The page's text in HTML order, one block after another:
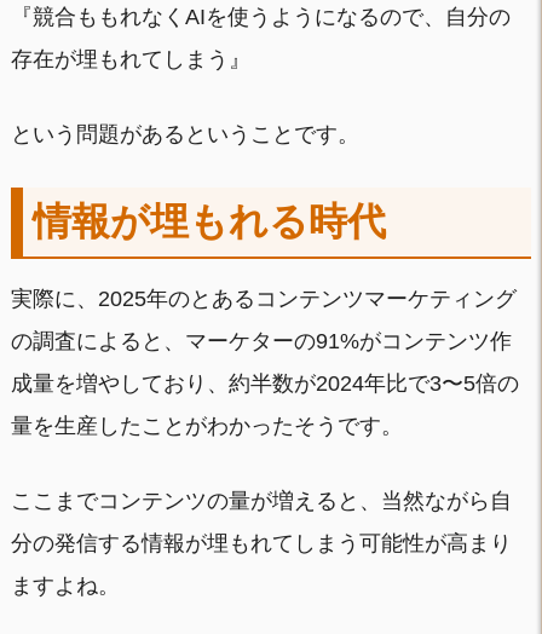
『競合ももれなくAIを使うようになるので、自分の
存在が埋もれてしまう』
という問題があるということです。
情報が埋もれる時代
実際に、2025年のとあるコンテンツマーケティング
の調査によると、マーケターの91%がコンテンツ作
成量を増やしており、約半数が2024年比で3〜5倍の
量を生産したことがわかったそうです。
ここまでコンテンツの量が増えると、当然ながら自
分の発信する情報が埋もれてしまう可能性が高まり
ますよね。